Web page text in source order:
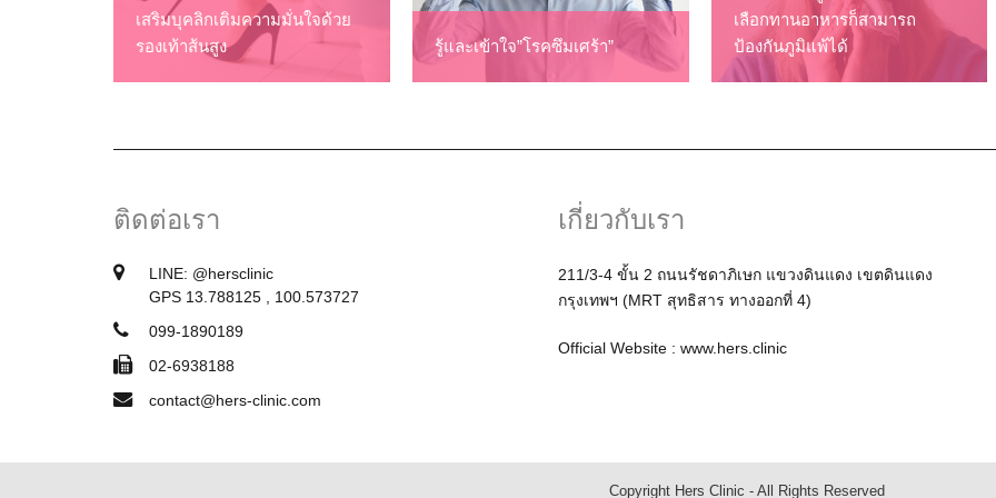
เสริมบุคลิกเติมความมั่นใจด้วย
รองเท้าส้นสูง
รู้และเข้าใจ”โรคซึมเศร้า”
เลือกทานอาหารก็สามารถ
ป้องกันภูมิแพ้ได้
ติดต่อเรา
LINE: @hersclinic
GPS 13.788125 , 100.573727
099-1890189
02-6938188
contact@hers-clinic.com
เกี่ยวกับเรา
211/3-4 ขั้น 2 ถนนรัชดาภิเษก แขวงดินแดง เขตดินแดง
กรุงเทพฯ (MRT สุทธิสาร ทางออกที่ 4)
Official Website : www.hers.clinic
Copyright Hers Clinic - All Rights Reserved